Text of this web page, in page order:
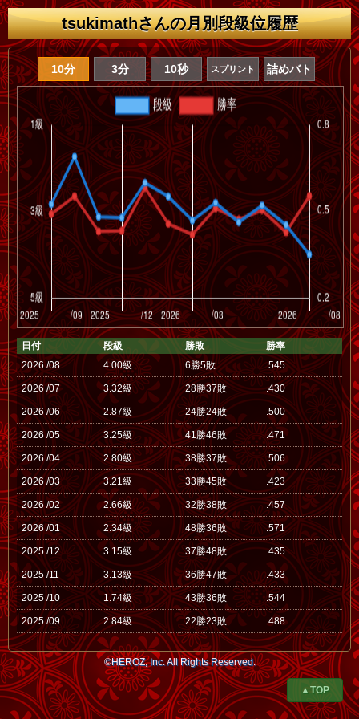
tsukimathさんの月別段級位履歴
10分 3分 10秒 スプリント 詰めバト
日付 段級 勝敗
勝率
2026 /08
4.00級 6勝5敗 .545
2026 /07 3.32級 28勝37敗 .430
2026 /06 2.87級 24勝24敗 .500
2026 /05 3.25級 41勝46敗 .471
2026 /04 2.80級 38勝37敗 .506
2026 /03 3.21級 33勝45敗 .423
2026 /02 2.66級 32勝38敗 .457
2026 /01 2.34級 48勝36敗 .571
2025 /12 3.15級 37勝48敗 .435
2025 /11 3.13級 36勝47敗 .433
2025 /10 1.74級 43勝36敗 .544
2025 /09 2.84級 22勝23敗 .488
©HEROZ, Inc. All Rights Reserved.
▲TOP